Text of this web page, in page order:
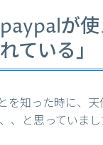
が使
ている」
知った時に、
と思っていまし